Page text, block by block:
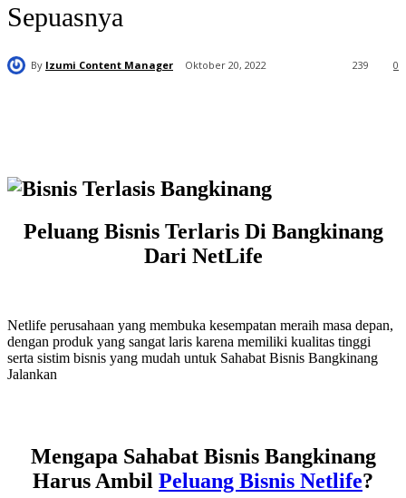
Sepuasnya
By Izumi Content Manager Oktober 20, 2022 0
239
Peluang Bisnis Terlaris Di Bangkinang
Dari NetLife
Netlife perusahaan yang membuka kesempatan meraih masa depan,
dengan produk yang sangat laris karena memiliki kualitas tinggi
serta sistim bisnis yang mudah untuk Sahabat Bisnis Bangkinang
Jalankan
Mengapa Sahabat Bisnis Bangkinang
Harus Ambil Peluang Bisnis Netlife?